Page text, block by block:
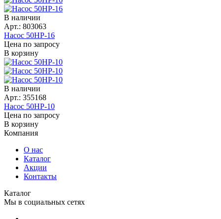
В наличии
Арт.: 803063
Насос 50НР-16
Цена по запросу
В корзину
В наличии
Арт.: 355168
Насос 50НР-10
Цена по запросу
В корзину
Компания
О нас
Каталог
Акции
Контакты
Каталог
Мы в социальных сетях